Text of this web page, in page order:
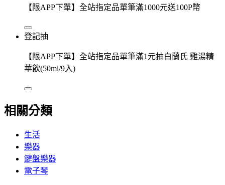
【限APP下單】全站指定品單筆滿1000元送100P幣
登記抽
【限APP下單】全站指定品單筆滿1元抽白蘭氏 雞湯精
華飲(50ml/9入)
相關分類
生活
樂器
鍵盤樂器
電子琴